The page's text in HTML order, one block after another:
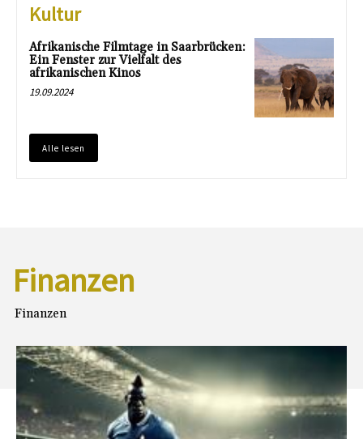
Kultur
Afrikanische Filmtage in Saarbrücken:
Ein Fenster zur Vielfalt des
afrikanischen Kinos
19.09.2024
Alle lesen
Finanzen
Finanzen